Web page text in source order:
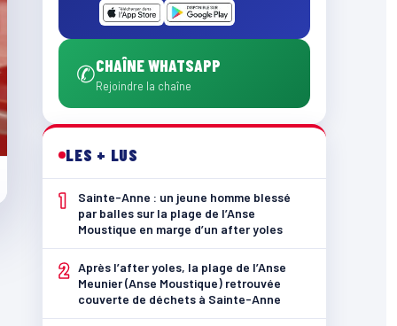
✆CHAÎNE WHATSAPP
Rejoindre la chaîne
LES + LUS
1
Sainte-Anne : un jeune homme blessé
par balles sur la plage de l’Anse
Moustique en marge d’un after yoles
2 Après l’after yoles, la plage de l’Anse
Meunier (Anse Moustique) retrouvée
couverte de déchets à Sainte-Anne